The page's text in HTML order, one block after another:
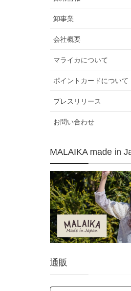
卸事業
会社概要
マライカについて
ポイントカードについて
プレスリリース
お問い合わせ
MALAIKA made in
通販